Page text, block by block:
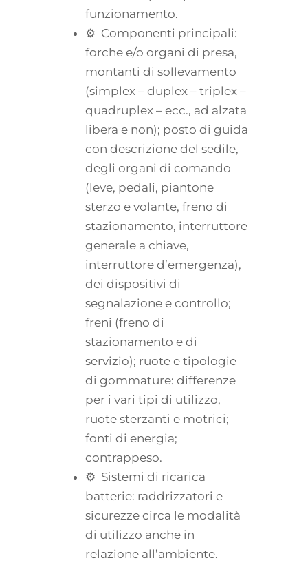
funzionamento.
⚙ Componenti principali:
forche e/o organi di presa,
montanti di sollevamento
(simplex – duplex – triplex –
quadruplex – ecc., ad alzata
libera e non); posto di guida
con descrizione del sedile,
degli organi di comando
(leve, pedali, piantone
sterzo e volante, freno di
stazionamento, interruttore
generale a chiave,
interruttore d’emergenza),
dei dispositivi di
segnalazione e controllo;
freni (freno di
stazionamento e di
servizio); ruote e tipologie
di gommature: differenze
per i vari tipi di utilizzo,
ruote sterzanti e motrici;
fonti di energia;
contrappeso.
⚙ Sistemi di ricarica
batterie: raddrizzatori e
sicurezze circa le modalità
di utilizzo anche in
relazione all’ambiente.